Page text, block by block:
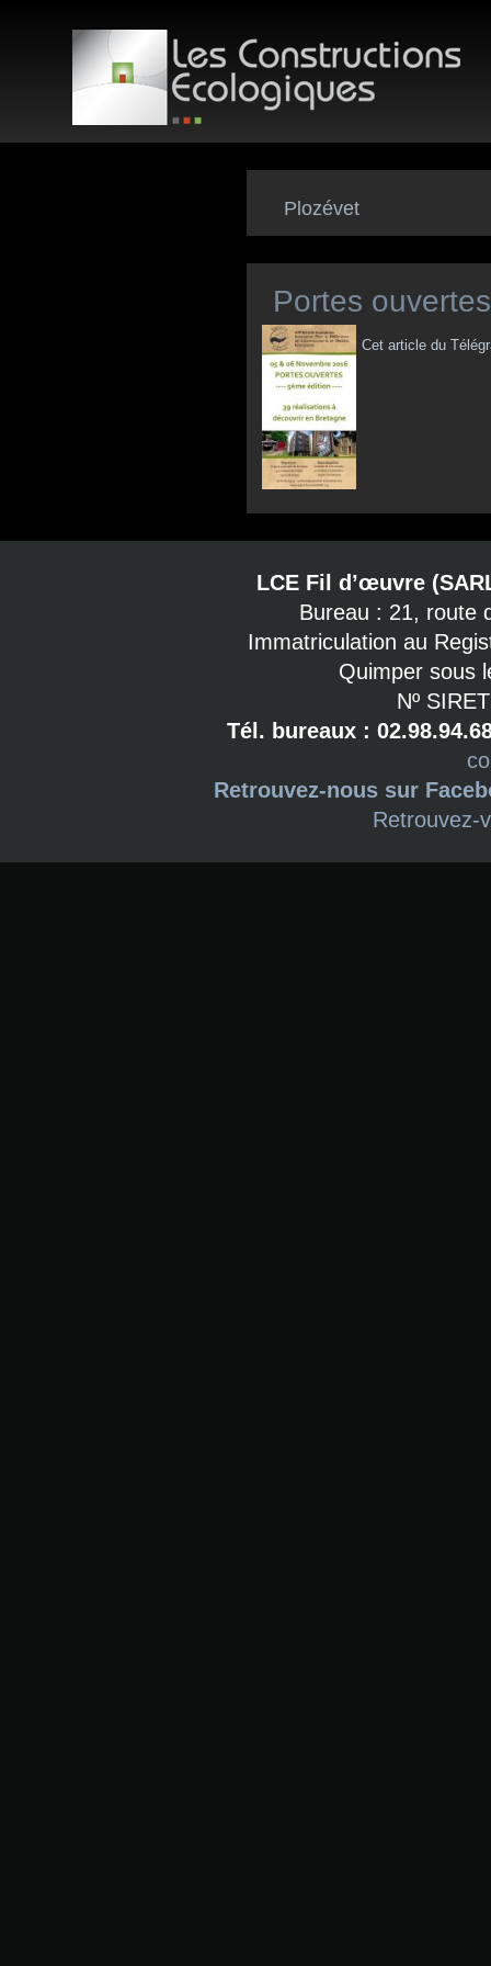
Plozévet
Portes
Cet article du
LCE Fil d’œuvre
Bureau : 21, route
Immatriculation au
Quimper sous
Nº
Tél. bureaux :
Retrouvez-nous sur
Retrouvez-